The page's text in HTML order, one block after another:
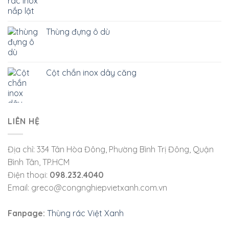
Thùng đựng ô dù
Cột chắn inox dây căng
LIÊN HỆ
Địa chỉ: 334 Tân Hòa Đông, Phường Bình Trị Đông, Quận
Bình Tân, TP.HCM
Điện thoại: 098.232.4040
Email: greco@congnghiepvietxanh.com.vn
Fanpage: Thùng rác Việt Xanh